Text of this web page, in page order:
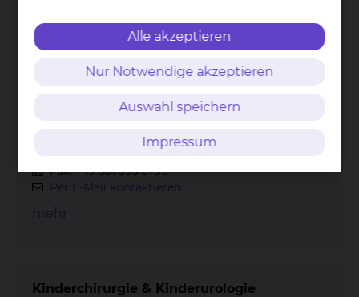
+49 531 595 3922
Fax: +49 531 595 3793
Per E-Mail kontaktieren
mehr
Kinderchirurgie & Kinderurologie
Alle akzeptieren
Nur Notwendige akzeptieren
Auswahl speichern
Impressum